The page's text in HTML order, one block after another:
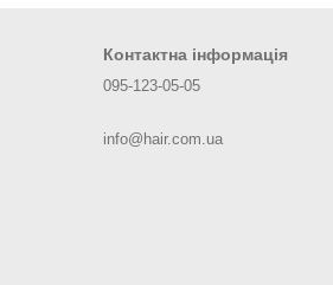
Контактна інформація
095-123-05-05
info@hair.com.ua